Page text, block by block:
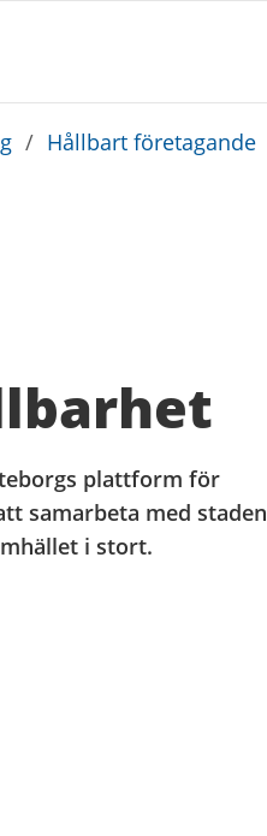
/ Hållbart företagande
plattform för
samarbeta med staden
i stort.